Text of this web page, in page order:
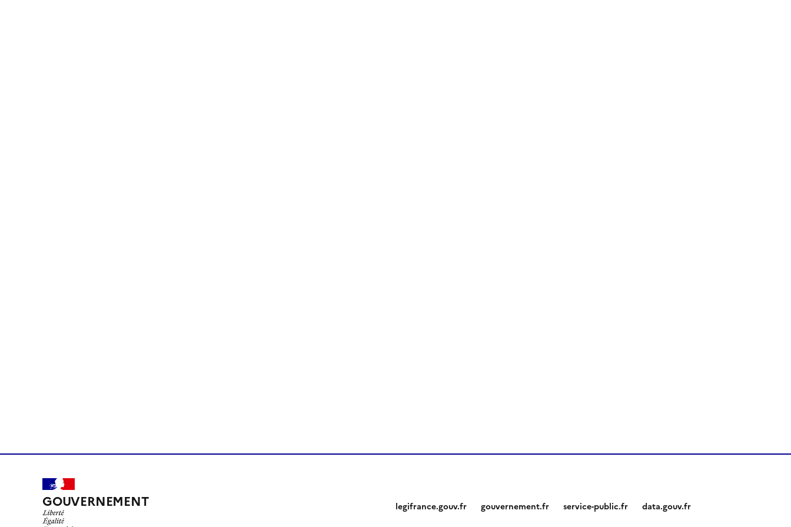
GOUVERNEMENT legifrance.gouv.fr gouvernement.fr service-public.fr data.gouv.fr